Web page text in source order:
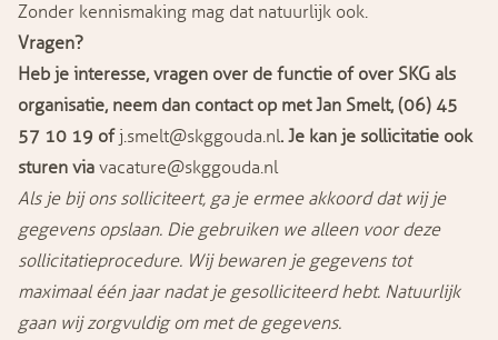
Zonder kennismaking mag dat natuurlijk ook.
Vragen?
Heb je interesse, vragen over de functie of over SKG als
organisatie, neem dan contact op met Jan Smelt, (06) 45
57 10 19 of j.smelt@skggouda.nl. Je kan je sollicitatie ook
sturen via vacature@skggouda.nl
Als je bij ons solliciteert, ga je ermee akkoord dat wij je
gegevens opslaan. Die gebruiken we alleen voor deze
sollicitatieprocedure. Wij bewaren je gegevens tot
maximaal één jaar nadat je gesolliciteerd hebt. Natuurlijk
gaan wij zorgvuldig om met de gegevens.